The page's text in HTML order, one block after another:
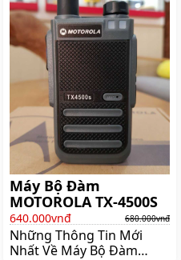
rất nhiều người tiêu dùng
tin tưởng Nó có khả năng
hoạt động nhanh nhạy và
siêu hiệu quả là một sản
phẩm có thể ứng dụng
được trong rất nhiều các
lĩnh vực đa dạng khác
nhau Vậy thì sản phẩm
Máy Bộ Đàm
MOTOROLA TX-4500S
640.000vnđ 680.000vnđ
Những Thông Tin Mới
Nhất Về Máy Bộ Đàm